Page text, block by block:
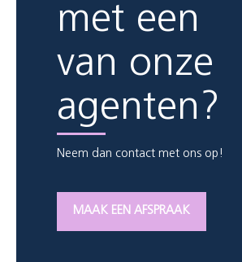
met een
van onze
agenten?
Neem dan contact met ons op!
MAAK EEN AFSPRAAK